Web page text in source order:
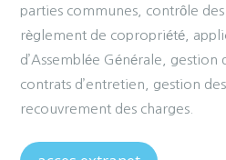
parties communes, contrôle
règlement de copropriété,
d’Assemblée Générale, gestion
contrats d’entretien, gestion
recouvrement des charges.